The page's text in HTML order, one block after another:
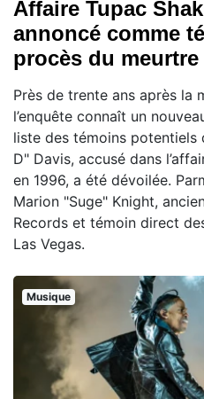
Affaire Tupac
annoncé comme
procès du
Près de trente ans après la
l’enquête connaît un
liste des témoins potentiels
D" Davis, accusé dans
en 1996, a été dévoilée.
Marion "Suge" Knight,
Records et témoin direct
Las Vegas.
Musique